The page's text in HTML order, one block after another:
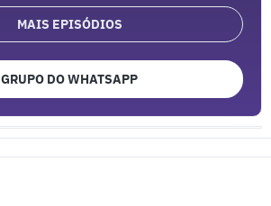
MAIS EPISÓDIOS
GRUPO DO WHATSAPP